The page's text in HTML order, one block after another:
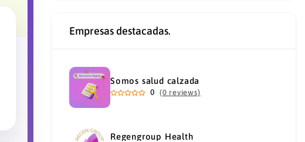
Empresas destacadas.
Somos salud calzada
0 (0 reviews)
Regengroup Health